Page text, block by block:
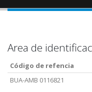
Area de
Código de refencia
BUA-AMB 0116821